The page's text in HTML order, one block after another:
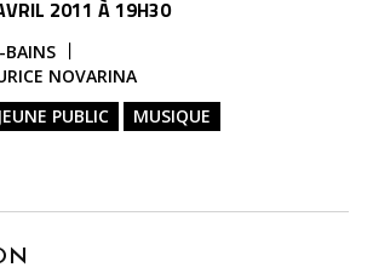
2011 À 19H30
NOVARINA
JEUNE PUBLIC MUSIQUE